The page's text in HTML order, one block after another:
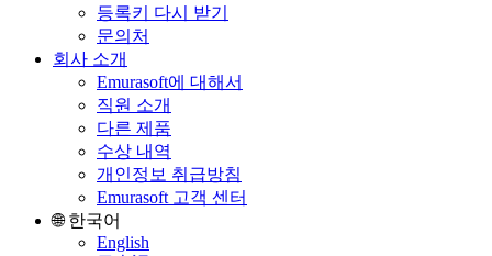
등록키 다시 받기
문의처
회사 소개
Emurasoft에 대해서
직원 소개
다른 제품
수상 내역
개인정보 취급방침
Emurasoft 고객 센터
🌐 한국어
English